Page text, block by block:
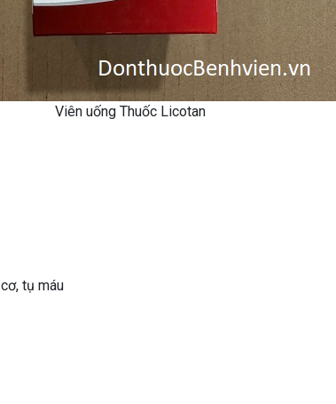
Viên uống Thuốc Licotan
tụ máu